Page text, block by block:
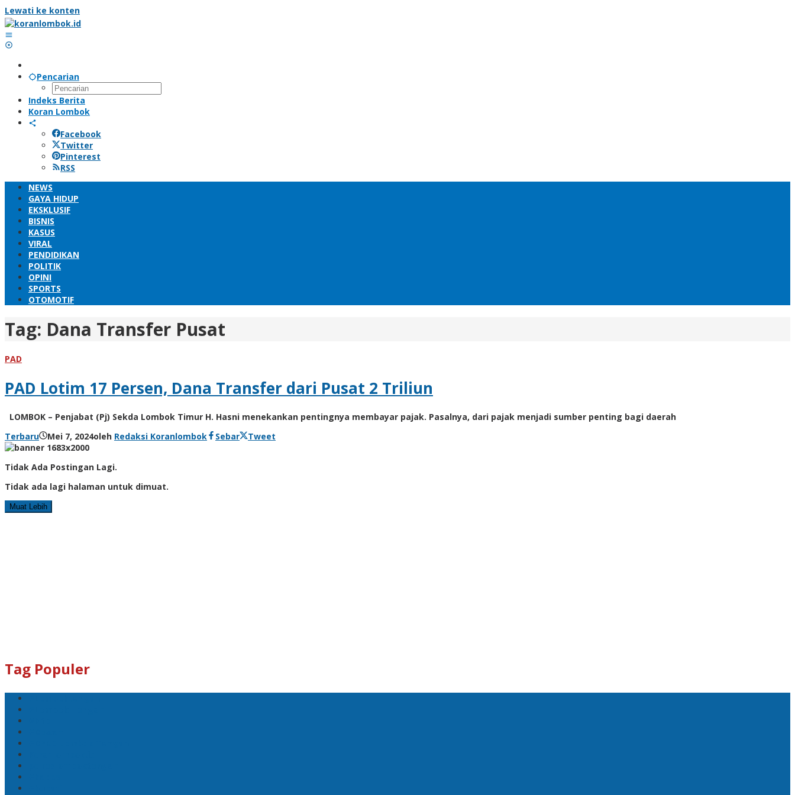
Lewati ke konten
Pencarian
Indeks Berita
Koran Lombok
Facebook
Twitter
Pinterest
RSS
NEWS
GAYA HIDUP
EKSKLUSIF
BISNIS
KASUS
VIRAL
PENDIDIKAN
POLITIK
OPINI
SPORTS
OTOMOTIF
Tag: Dana Transfer Pusat
PAD
PAD Lotim 17 Persen, Dana Transfer dari Pusat 2 Triliun
LOMBOK – Penjabat (Pj) Sekda Lombok Timur H. Hasni menekankan pentingnya membayar pajak. Pasalnya, dari pajak menjadi sumber penting bagi daerah
Terbaru
Mei 7, 2024oleh Redaksi Koranlombok Sebar Tweet
Tidak Ada Postingan Lagi.
Tidak ada lagi halaman untuk dimuat.
Muat Lebih
Tag Populer